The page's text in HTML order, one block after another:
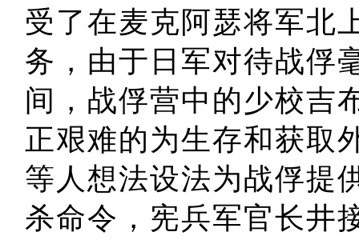
受了在麦克阿瑟将军北
务，由于日军对待战俘
间，战俘营中的少校吉
正艰难的为生存和获取
等人想法设法为战俘提
杀命令，宪兵军官长井